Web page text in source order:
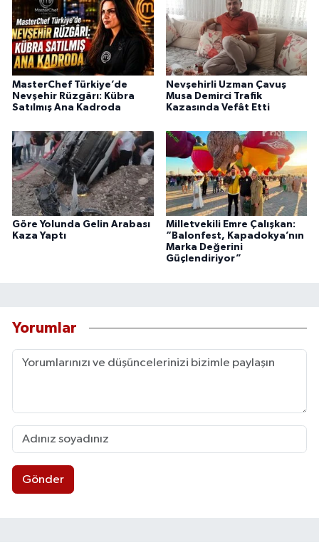
MasterChef Türkiye’de
Nevşehir Rüzgârı: Kübra
Satılmış Ana Kadroda
Nevşehirli Uzman Çavuş
Musa Demirci Trafik
Kazasında Vefât Etti
Göre Yolunda Gelin Arabası
Kaza Yaptı
Milletvekili Emre Çalışkan:
“Balonfest, Kapadokya’nın
Marka Değerini
Güçlendiriyor”
Yorumlar
Gönder